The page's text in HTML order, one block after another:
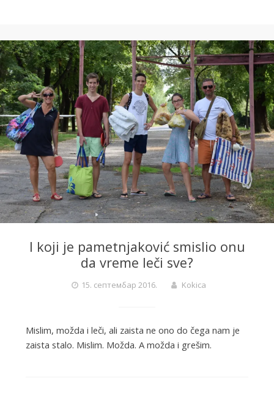
I koji je pametnjaković smislio onu
da vreme leči sve?
15. септембар 2016. Kokica
Mislim, možda i leči, ali zaista ne ono do čega nam je
zaista stalo. Mislim. Možda. A možda i grešim.